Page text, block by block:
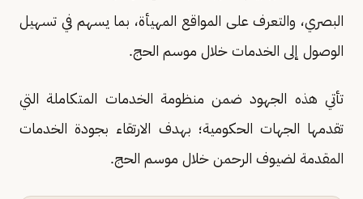
البصري، والتعرف على المواقع المهيأة، بما يسهم في تسهيل
الوصول إلى الخدمات خلال موسم الحج.
تأتي هذه الجهود ضمن منظومة الخدمات المتكاملة التي
تقدمها الجهات الحكومية؛ بهدف الارتقاء بجودة الخدمات
المقدمة لضيوف الرحمن خلال موسم الحج.